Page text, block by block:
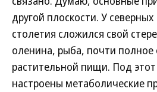
другой плоскости. У
столетия сложился свой
оленина, рыба, почти полное
растительной пищи. Под
настроены метаболические